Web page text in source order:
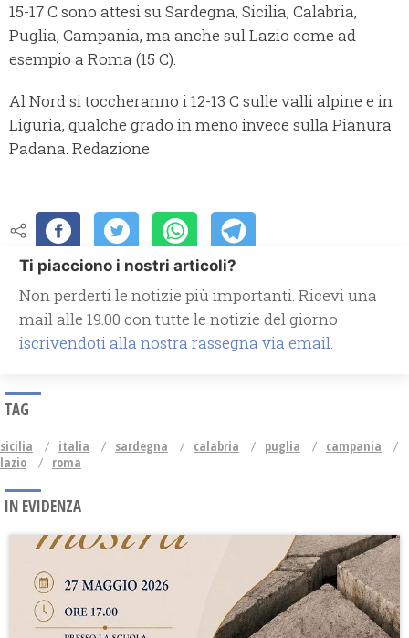
15-17 C sono attesi su Sardegna, Sicilia, Calabria,
Puglia, Campania, ma anche sul Lazio come ad
esempio a Roma (15 C).
Al Nord si toccheranno i 12-13 C sulle valli alpine e in
Liguria, qualche grado in meno invece sulla Pianura
Padana. Redazione
Ti piacciono i nostri articoli?
Non perderti le notizie più importanti. Ricevi una
mail alle 19.00 con tutte le notizie del giorno
iscrivendoti alla nostra rassegna via email.
TAG
sicilia italia sardegna calabria puglia
campania
lazio
roma
IN EVIDENZA